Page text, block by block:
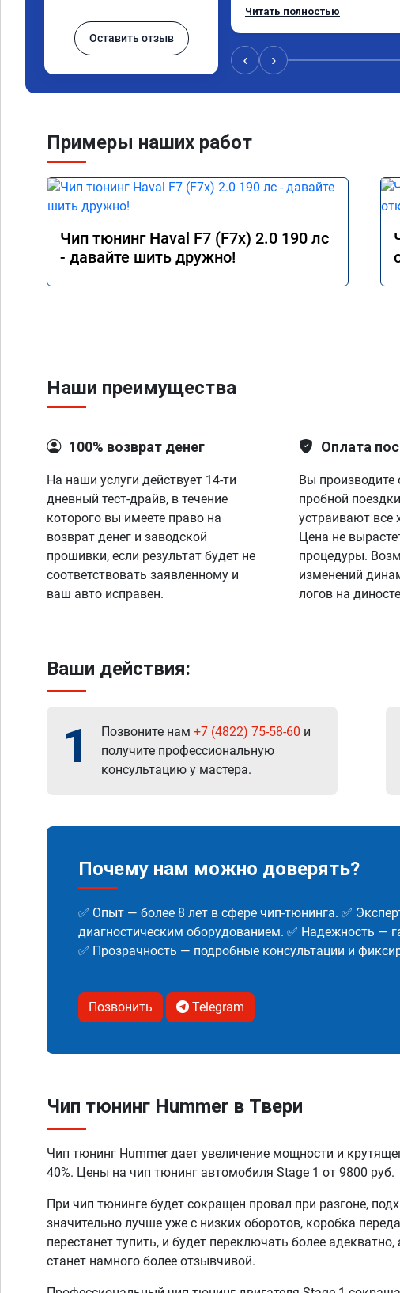
Оставить отзыв
Расход в спокойном режиме
всем, кто сомневается.
Читать полностью
‹ ›
Примеры наших работ
Чип тюнинг Haval F7 (F7x) 2.0 190 лс
- давайте шить дружно!
Наши преимущества
100% возврат денег
На наши услуги действует 14-ти
дневный тест-драйв, в течение
которого вы имеете право на
возврат денег и заводской
прошивки, если результат будет не
соответствовать заявленному и
ваш авто исправен.
Оплата
Вы производите
пробной
устраивают все
Цена не
процедуры.
изменений
логов на
Ваши действия:
1 Позвоните нам +7 (4822) 75-58-60 и
получите профессиональную
консультацию у мастера.
Почему нам можно доверять?
✅ Опыт — более 8 лет в сфере чип-тюнинга. ✅
диагностическим оборудованием. ✅ Надежность —
✅ Прозрачность — подробные консультации и
Позвонить Telegram
Чип тюнинг Hummer в Твери
Чип тюнинг Hummer дает увеличение мощности и
40%. Цены на чип тюнинг автомобиля Stage 1 от 9800 руб.
При чип тюнинге будет сокращен провал при разгоне,
значительно лучше уже с низких оборотов, коробка
перестанет тупить, и будет переключать более адекватно,
станет намного более отзывчивой.